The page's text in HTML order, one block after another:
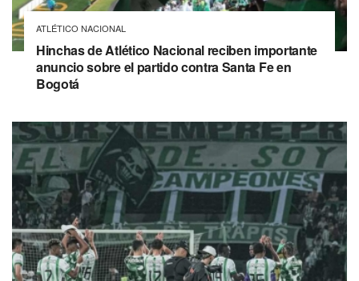
ATLÉTICO NACIONAL
Hinchas de Atlético Nacional reciben importante
anuncio sobre el partido contra Santa Fe en
Bogotá